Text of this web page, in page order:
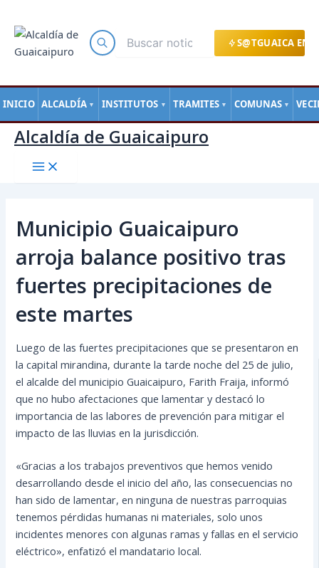
S@TGUAICA EN
INICIO ALCALDÍA ▼ INSTITUTOS ▼ TRAMITES ▼ COMUNAS ▼
contenido
Alcaldía de Guaicaipuro
Municipio Guaicaipuro
arroja balance positivo tras
fuertes precipitaciones de
este martes
Luego de las fuertes precipitaciones que se presentaron en
la capital mirandina, durante la tarde noche del 25 de julio,
el alcalde del municipio Guaicaipuro, Farith Fraija, informó
que no hubo afectaciones que lamentar y destacó lo
importancia de las labores de prevención para mitigar el
impacto de las lluvias en la jurisdicción.
«Gracias a los trabajos preventivos que hemos venido
desarrollando desde el inicio del año, las consecuencias no
han sido de lamentar, en ninguna de nuestras parroquias
tenemos pérdidas humanas ni materiales, solo unos
incidentes menores con algunas ramas y fallas en el servicio
eléctrico», enfatizó el mandatario local.
de
entradas